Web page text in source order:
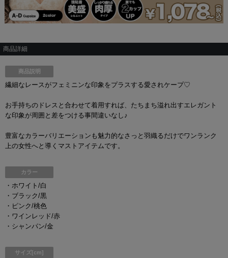
商品詳細
商品説明
繊細なレースがフェミニンな印象をプラスする愛されケープ♡
お手持ちのドレスと合わせて着用すれば、たちまち溢れ出すエレガント
な印象が周囲と差をつける事間違いなし♪
豊富なカラーバリエーションも魅力的なさっと羽織るだけでワンランク
上の女性へと導くマストアイテムです。
カラー
・ホワイト/白
・ブラック/黒
・ピンク/桃色
・ワインレッド/赤
・シャンパン/金
サイズ[cm]